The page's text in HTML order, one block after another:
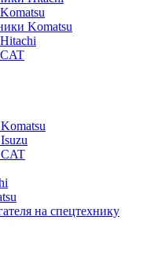
Komatsu
на спецтехнику